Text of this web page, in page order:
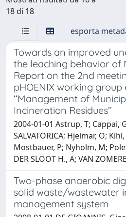
18 di 18
esporta
Towards an improved
the leaching behavior of
Report on the 2nd
pHOENIX working group
‘‘Management of
Incineration Residues’’
2004-01-01 Astrup, T; Cappai,
SALVATORICA; Hjelmar, O;
Mostbauer, P; Nyholm, M;
DER SLOOT H., A; VAN
Two-phase anaerobic
solid waste/wastewater
management system